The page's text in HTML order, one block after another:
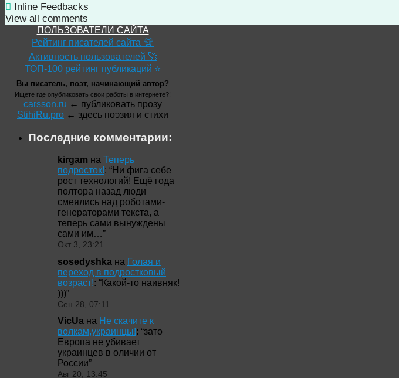
Inline Feedbacks
View all comments
ПОЛЬЗОВАТЕЛИ САЙТА
Рейтинг писателей сайта 🏆
Активность пользователей 🚀
ТОП-100 рейтинг публикаций ⭐
Вы писатель, поэт, начинающий автор?
Ищете где опубликовать свои работы в интернете?!
carsson.ru ← публиковать прозу
StihiRu.pro ← здесь поэзия и стихи
Последние комментарии:
kirgam на Теперь
подросток!: “Ни фига себе
рост технологий! Ещё года
полтора назад люди
смеялись над роботами-
генераторами текста, а
теперь сами вынуждены
сами им…”
Окт 3, 23:21
sosedyshka на Голая и
переход в подростковый
возраст!: “Какой-то наивняк!
)))”
Сен 28, 07:11
VicUa на Не скачите к
волкам,украинцы!: “зато
Европа не убивает
украинцев в оличии от
России”
Авг 20, 13:45